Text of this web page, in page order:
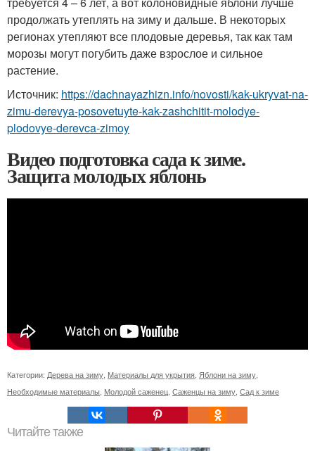
продолжать утеплять на зиму и дальше. В некоторых
регионах утепляют все плодовые деревья, так как там
морозы могут погубить даже взрослое и сильное
растение.
Источник: https://dachnayazhizn.info/novosti/kak-ukryvat-na-
zimu-derevya-posovetuyte-kak-zashchitit-molodye-
plodovye-derevca-zimoy
Видео подготовка сада к зиме.
Защита молодых яблонь
Категории: Дерева на зиму Материалы для укрытия Яблони на зиму
Необходимые материалы Молодой саженец Саженцы на зиму Сад к зиме
Читайте также